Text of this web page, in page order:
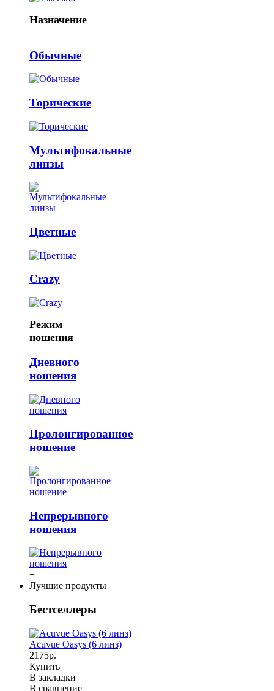
Назначение
Обычные
Торические
Мультифокальные
линзы
Цветные
Crazy
Режим
ношения
Дневного
ношения
Пролонгированное
ношение
Непрерывного
ношения
+
Лучшие продукты
Бестселлеры
Acuvue Oasys (6 линз)
2175р.
Купить
В закладки
В сравнение